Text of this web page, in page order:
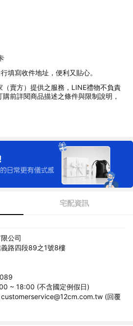
填寫收件地址，便利又貼心。
（賣方）提供之服務，LINE禮物不負責
前詳閱商品描述之條件與限制說明，
宅配資訊
公司
路四段89之1號8樓
~ 18:00 (不含國定例假日)
(回覆